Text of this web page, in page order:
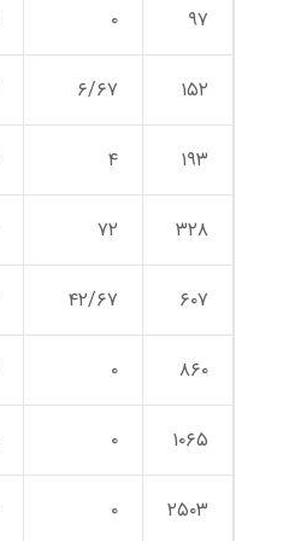
۹۷ ۰
۱۵۲ ۶/۶۷
۱۹۳ ۴
۳۲۸ ۷۲
۶۰۷ ۴۲/۶۷
۸۶۰ ۰
۱۰۶۵ ۰
۲۵۰۳ ۰